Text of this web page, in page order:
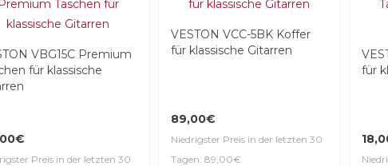
VBG15C Premium
für klassische
Preis in der letzten 30
VESTON VCC-5BK Koffer
für klassische Gitarren
89,00€
Niedrigster Preis in der letzten 30
Tagen: 89,00€
für